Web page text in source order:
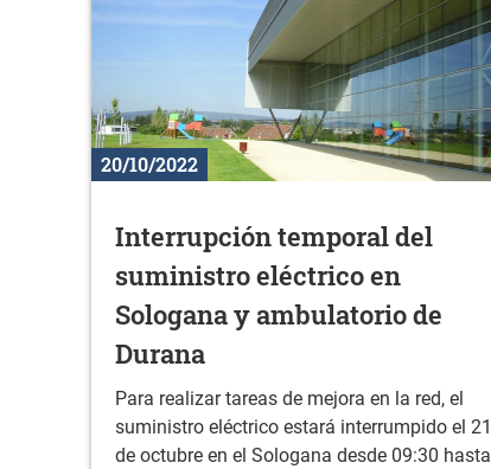
20/10/2022
Interrupción temporal del
suministro eléctrico en
Sologana y ambulatorio de
Durana
Para realizar tareas de mejora en la red, el
suministro eléctrico estará interrumpido el 21
de octubre en el Sologana desde 09:30 hasta